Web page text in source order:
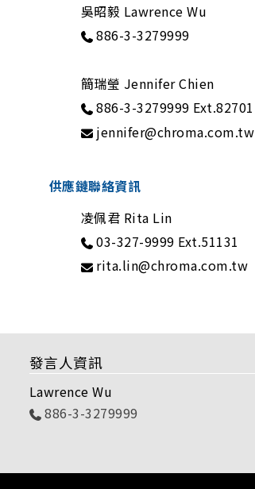
吳昭毅 Lawrence Wu
886-3-3279999
簡瑞瑩 Jennifer Chien
886-3-3279999 Ext.82701
jennifer@chroma.com.tw
供應鏈聯絡資訊
凌佩君 Rita Lin
03-327-9999 Ext.51131
rita.lin@chroma.com.tw
發言人資訊
Lawrence Wu
886-3-3279999